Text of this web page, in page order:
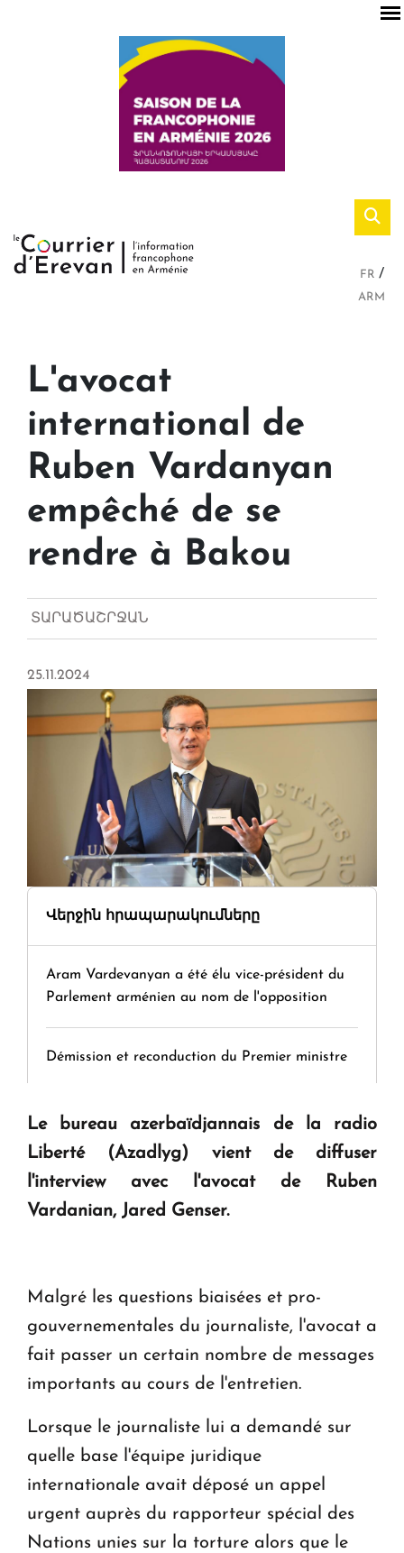
FR
ARM
L'avocat
international de
Ruben Vardanyan
empêché de se
rendre à Bakou
ՏԱՐԱԾԱՇՐՋԱՆ
25.11.2024
Վերջին հրապարակումները
Aram Vardevanyan a été élu vice-président du
Parlement arménien au nom de l'opposition
Démission et reconduction du Premier ministre
Tamara Stepanyan : « Dès qu’on parle de
" Tant qu'il n'existe pas d'alternative concrète, la
question d'un référendum ne se pose pas. "
en Arménie
Le bureau azerbaïdjannais de la radio
Liberté (Azadlyg) vient de diffuser
l'interview avec l'avocat de Ruben
Vardanian, Jared Genser.
Malgré les questions biaisées et pro-
gouvernementales du journaliste, l'avocat a
fait passer un certain nombre de messages
importants au cours de l'entretien.
Lorsque le journaliste lui a demandé sur
quelle base l'équipe juridique
internationale avait déposé un appel
urgent auprès du rapporteur spécial des
Nations unies sur la torture alors que le